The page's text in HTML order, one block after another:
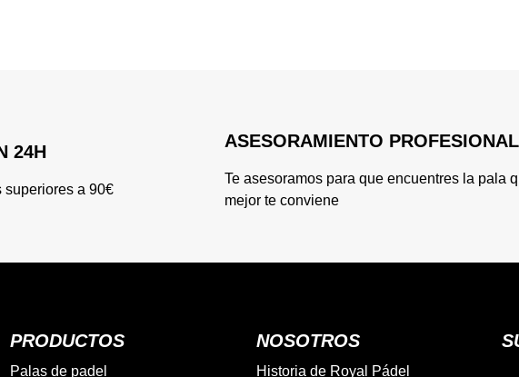
24H
superiores a 90€
ASESORAMIENTO PROFESIONAL
Te asesoramos para que encuentres la pala
mejor te conviene
PRODUCTOS
Palas de padel
NOSOTROS
Historia de Royal Pádel